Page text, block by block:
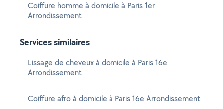
Coiffure homme à domicile à Paris 1er
Arrondissement
Services similaires
Lissage de cheveux à domicile à Paris 16e
Arrondissement
Coiffure afro à domicile à Paris 16e Arrondissement